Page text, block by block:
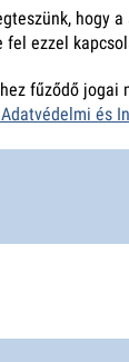
hogy
fel ezzel
fűződő
és